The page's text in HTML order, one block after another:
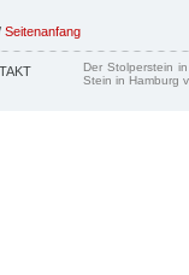
Seitenanfang
Der Stolperstein
Stein in Hamburg